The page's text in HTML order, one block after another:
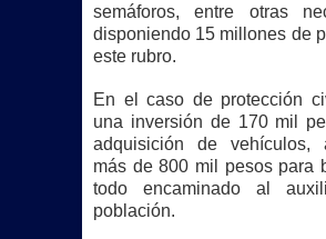
semáforos, entre otras
disponiendo 15 millones de
este rubro.
En el caso de protección
una inversión de 170 mil
adquisición de vehículos,
más de 800 mil pesos para
todo encaminado al
población.